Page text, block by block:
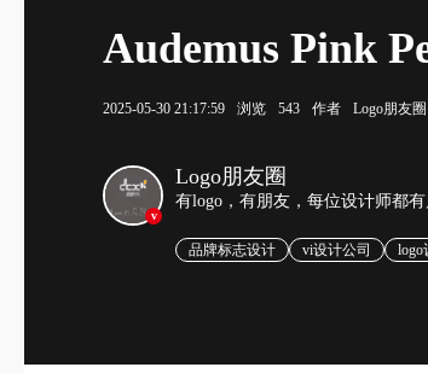
Audemus Pink
2025-05-30 21:17:59 浏览 543 作者 Logo朋友圈
v
Logo朋友圈
有logo，有朋友，每位设计师都
品牌标志设计 vi设计公司 logo